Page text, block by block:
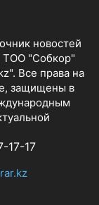
новостей
ТОО "Собкор"
Все права на
защищены в
17-17